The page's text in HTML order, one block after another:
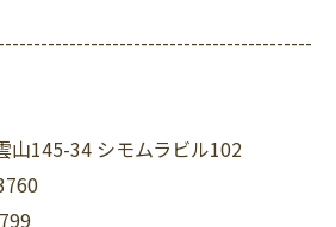
山145-34 シモムラビル102